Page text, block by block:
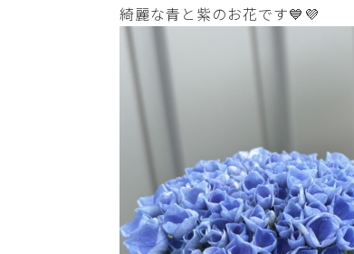
綺麗な青と紫のお花です💙💜